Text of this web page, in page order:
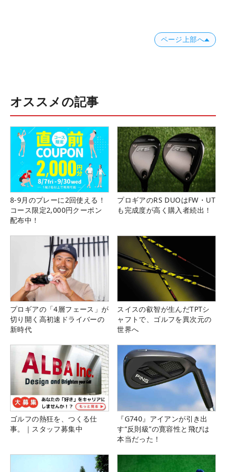
ページ上部へ
オススメの記事
8-9月のプレーに2回使える！
コース限定2,000円クーポン
配布中！
プロギアのRS DUOはFW・UT
も完成度が高く購入者続出！
プロギアの「4層フェース」が
切り開く高初速ドライバーの
新時代
スイスの叡智が生んだTPTシ
ャフトで、ゴルフを異次元の
世界へ
ゴルフの熱狂を、つくる仕
事。｜スタッフ募集中
『G740』アイアンが引き出
す“反則級”の寛容性と飛びは
本当だった！